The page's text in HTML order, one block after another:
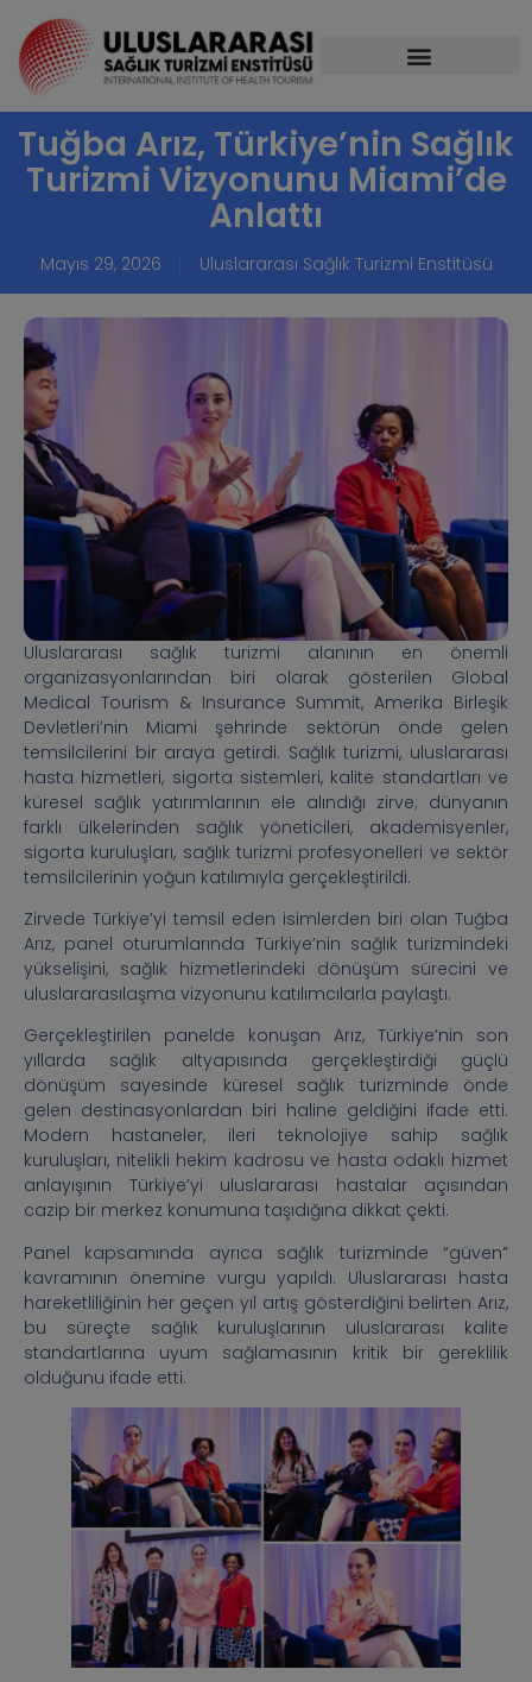
Tuğba Arız, Türkiye’nin Sağlık
Turizmi Vizyonunu Miami’de
Anlattı
Mayıs 29, 2026 Uluslararası Sağlık Turizmi Enstitüsü
Uluslararası sağlık turizmi alanının en önemli
organizasyonlarından biri olarak gösterilen Global
Medical Tourism & Insurance Summit, Amerika Birleşik
Devletleri’nin Miami şehrinde sektörün önde gelen
temsilcilerini bir araya getirdi. Sağlık turizmi, uluslararası
hasta hizmetleri, sigorta sistemleri, kalite standartları ve
küresel sağlık yatırımlarının ele alındığı zirve; dünyanın
farklı ülkelerinden sağlık yöneticileri, akademisyenler,
sigorta kuruluşları, sağlık turizmi profesyonelleri ve sektör
temsilcilerinin yoğun katılımıyla gerçekleştirildi.
Zirvede Türkiye’yi temsil eden isimlerden biri olan Tuğba
Arız, panel oturumlarında Türkiye’nin sağlık turizmindeki
yükselişini, sağlık hizmetlerindeki dönüşüm sürecini ve
uluslararasılaşma vizyonunu katılımcılarla paylaştı.
Gerçekleştirilen panelde konuşan Arız, Türkiye’nin son
yıllarda sağlık altyapısında gerçekleştirdiği güçlü
dönüşüm sayesinde küresel sağlık turizminde önde
gelen destinasyonlardan biri haline geldiğini ifade etti.
Modern hastaneler, ileri teknolojiye sahip sağlık
kuruluşları, nitelikli hekim kadrosu ve hasta odaklı hizmet
anlayışının Türkiye’yi uluslararası hastalar açısından
cazip bir merkez konumuna taşıdığına dikkat çekti.
Panel kapsamında ayrıca sağlık turizminde “güven”
kavramının önemine vurgu yapıldı. Uluslararası hasta
hareketliliğinin her geçen yıl artış gösterdiğini belirten Arız,
bu süreçte sağlık kuruluşlarının uluslararası kalite
standartlarına uyum sağlamasının kritik bir gereklilik
olduğunu ifade etti.